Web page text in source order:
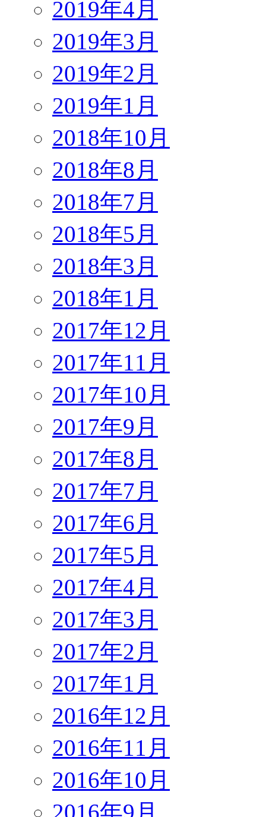
2019年4月
2019年3月
2019年2月
2019年1月
2018年10月
2018年8月
2018年7月
2018年5月
2018年3月
2018年1月
2017年12月
2017年11月
2017年10月
2017年9月
2017年8月
2017年7月
2017年6月
2017年5月
2017年4月
2017年3月
2017年2月
2017年1月
2016年12月
2016年11月
2016年10月